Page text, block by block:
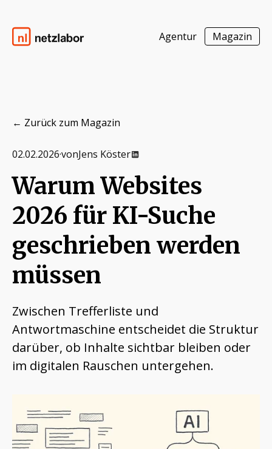
Agentur Magazin
← Zurück zum Magazin
02.02.2026·vonJens Köster
Warum Websites
2026 für KI-Suche
geschrieben werden
müssen
Zwischen Trefferliste und
Antwortmaschine entscheidet die Struktur
darüber, ob Inhalte sichtbar bleiben oder
im digitalen Rauschen untergehen.